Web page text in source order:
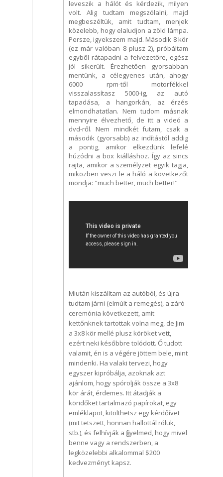
leveszik a hálót és kérdezik, milyen
volt. Alig tudtam megszólalni, majd
megbeszéltük, amit tudtam, menjek
közelebb, hogy elaludjon a zöld lámpa.
Persze, igyekszem majd. Második 8 kör
(ez már valóban 8 plusz 2), próbáltam
egyből rátapadni a felvezetőre, egész
jól sikerült. Érezhetően gyorsabban
mentünk, a célegyenes után, ahogy
6000 rpm-től motorfékkel
visszalassítasz 5000-ig, az autó
tapadása, a hangorkán, az érzés
elmondhatatlan. Nem tudom másnak
mennyire élvezhető, de itt a videó a
dvd-ről. Nem mindkét futam, csak a
második (gyorsabb) az indítástól addig
a pontig, amikor elkezdünk lefelé
húzódni a box kiálláshoz. Így az sincs
rajta, amikor a személyzet egyik tagja,
miközben veszi le a háló a következőt
mondja: "much better, much better!"
Miután kiszálltam az autóból, és újra
tudtam járni (elmúlt a remegés), a záró
ceremónia következett, amit
kettőnknek tartottak volna meg, de Jim
a 3x8 kör mellé plusz köröket vett,
ezért neki későbbre tolódott. Ő tudott
valamit, én is a végére jöttem bele, mint
mindenki. Ha valaki tervezi, hogy
egyszer kipróbálja, azoknak azt
ajánlom, hogy spórolják össze a 3x8
kör árát, érdemes. Itt átadják a
köridőket tartalmazó papírokat, egy
emléklapot, kitölthetsz egy kérdőívet
(mit tetszett, honnan hallottál róluk,
stb.), és felhívják a figyelmed, hogy mivel
benne vagy a rendszerben, a
legközelebbi alkalommal $200
kedvezményt kapsz.